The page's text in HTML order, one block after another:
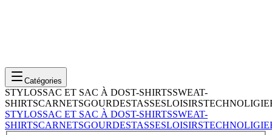
Catégories
STYLOSSAC ET SAC À DOST-SHIRTSSWEAT-
SHIRTSCARNETSGOURDESTASSESLOISIRSTECHNOLIGIE
STYLOSSAC ET SAC À DOST-SHIRTSSWEAT-
SHIRTSCARNETSGOURDESTASSESLOISIRSTECHNOLIGIE